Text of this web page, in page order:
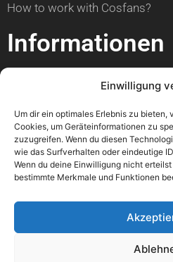
Einwilligung
Um dir ein optimales Erlebnis zu
Cookies, um Geräteinformationen zu
zuzugreifen. Wenn du diesen
wie das Surfverhalten oder eindeutige
Wenn du deine Einwilligung nicht
bestimmte Merkmale und Funktionen
How to work with Cosfans?
Informationen
Datenschutzerklärung
Hilfe
Wann ist mein Foto online?
Kann ich meine Con bewerben?
Wo kann ich einen Fehler